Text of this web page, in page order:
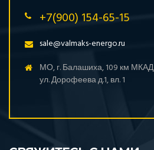
+7(900) 154-65-15
sale@valmaks-energo.ru
МО, г. Балашиха, 109 км МКАД
ул. Дорофеева д.1, вл. 1